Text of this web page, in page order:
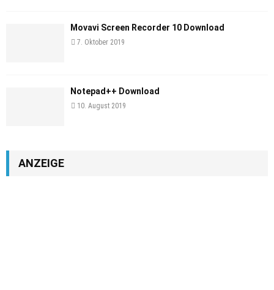
Movavi Screen Recorder 10 Download
7. Oktober 2019
Notepad++ Download
10. August 2019
ANZEIGE